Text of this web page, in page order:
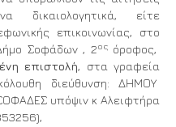
είτε
επικοινωνίας, στο
Σοφάδων , 2οςόροφος,
επιστολή, στα γραφεία
διεύθυνση: ΔΗΜΟΥ
υπόψιν κ Αλειφτήρα